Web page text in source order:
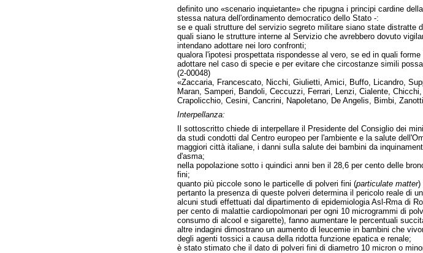
definito uno «scenario inquietante» che ripugna i principi cardine
stessa natura dell'ordinamento democratico dello Stato -:
se e quali strutture del servizio segreto militare siano state distratte
quali siano le strutture interne al Servizio che avrebbero dovuto
intendano adottare nei loro confronti;
qualora l'ipotesi prospettata rispondesse al vero, se ed in quali
adottare nel caso di specie e per evitare che circostanze simili
(2-00048)
«Zaccaria, Francescato, Nicchi, Giulietti, Amici, Buffo, Licandro,
Maran, Samperi, Bandoli, Ceccuzzi, Ferrari, Lenzi, Cialente,
Crapolicchio, Cesini, Cancrini, Napoletano, De Angelis, Bimbi,
Interpellanza:
Il sottoscritto chiede di interpellare il Presidente del Consiglio dei
da studi condotti dal Centro europeo per l'ambiente e la salute
maggiori città italiane, i danni sulla salute dei bambini da
d'asma;
nella popolazione sotto i quindici anni ben il 28,6 per cento delle
fini;
quanto più piccole sono le particelle di polveri fini (particulate matter)
pertanto la presenza di queste polveri determina il pericolo reale di
alcuni studi effettuati dal dipartimento di epidemiologia Asl-Rma di
per cento di malattie cardiopolmonari per ogni 10 microgrammi di
consumo di alcool e sigarette), fanno aumentare le percentuali
altre indagini dimostrano un aumento di leucemie in bambini che
degli agenti tossici a causa della ridotta funzione epatica e renale;
è stato stimato che il dato di polveri fini di diametro 10 micron o